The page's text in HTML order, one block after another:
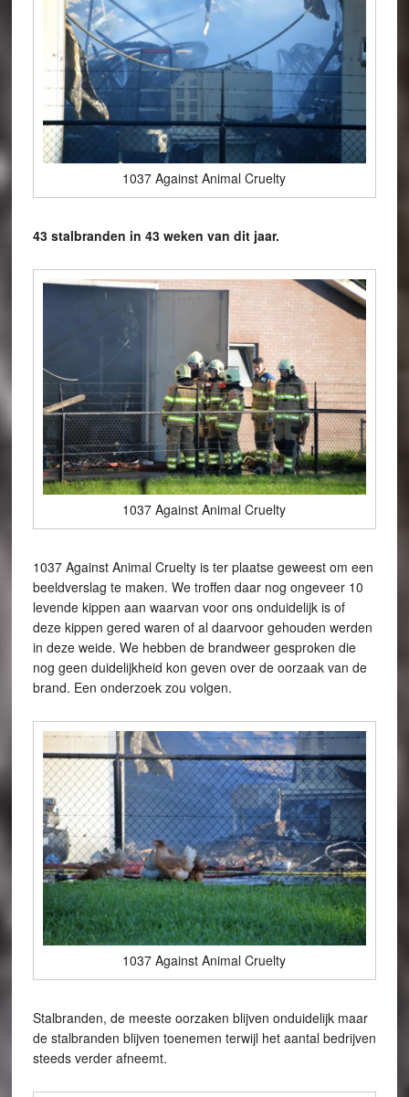
1037 Against Animal Cruelty
43 stalbranden in 43 weken van dit jaar.
1037 Against Animal Cruelty
1037 Against Animal Cruelty is ter plaatse geweest om een
beeldverslag te maken. We troffen daar nog ongeveer 10
levende kippen aan waarvan voor ons onduidelijk is of
deze kippen gered waren of al daarvoor gehouden werden
in deze weide. We hebben de brandweer gesproken die
nog geen duidelijkheid kon geven over de oorzaak van de
brand. Een onderzoek zou volgen.
1037 Against Animal Cruelty
Stalbranden, de meeste oorzaken blijven onduidelijk maar
de stalbranden blijven toenemen terwijl het aantal bedrijven
steeds verder afneemt.